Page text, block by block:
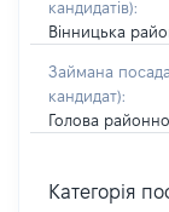
кандидатів):
Вінницька
Займана посада
кандидат):
Голова
Категорія